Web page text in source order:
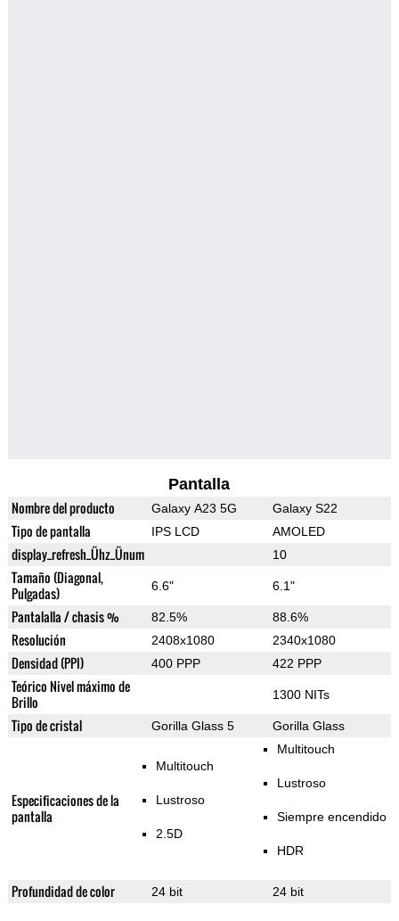
Pantalla
Nombre del producto Galaxy A23 5G Galaxy S22
Tipo de pantalla IPS LCD AMOLED
display_refresh_Ühz_Ünum 10
Tamaño (Diagonal,
Pulgadas)
6.6" 6.1"
Pantalalla / chasis % 82.5% 88.6%
Resolución 2408x1080 2340x1080
Densidad (PPI) 400 PPP 422 PPP
Teórico Nivel máximo de
Brillo
1300 NITs
Tipo de cristal Gorilla Glass 5 Gorilla Glass
Especificaciones de la
pantalla
Multitouch
Lustroso
2.5D
Multitouch
Lustroso
Siempre encendido
HDR
Profundidad de color 24 bit 24 bit